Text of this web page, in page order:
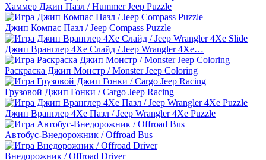
Хаммер Джип Пазл / Hummer Jeep Puzzle
Джип Компас Пазл / Jeep Compass Puzzle
Джип Вранглер 4Xe Слайд / Jeep Wrangler 4Xe…
Раскраска Джип Монстр / Monster Jeep Coloring
Грузовой Джип Гонки / Cargo Jeep Racing
Джип Вранглер 4Xe Пазл / Jeep Wrangler 4Xe Puzzle
Автобус-Внедорожник / Offroad Bus
Внедорожник / Offroad Driver